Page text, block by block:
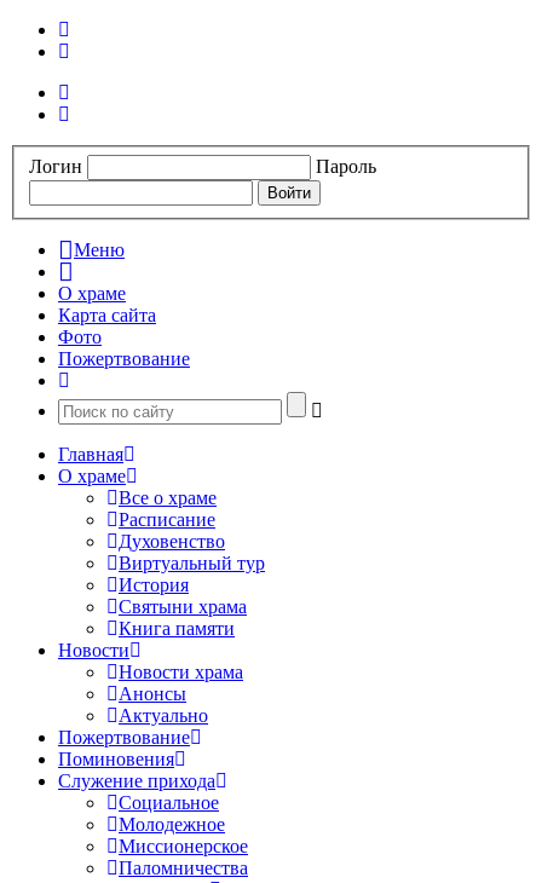
Логин Пароль
Меню
О храме
Карта сайта
Фото
Пожертвование
Главная
О храме
Все о храме
Расписание
Духовенство
Виртуальный тур
История
Святыни храма
Книга памяти
Новости
Новости храма
Анонсы
Актуально
Пожертвование
Поминовения
Служение прихода
Социальное
Молодежное
Миссионерское
Паломничества